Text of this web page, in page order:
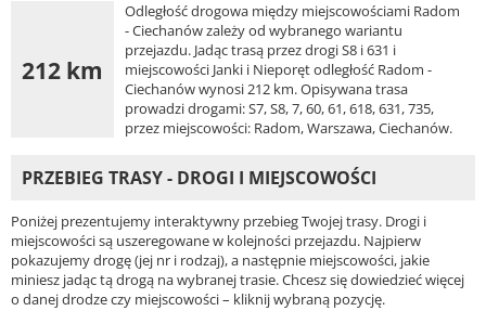
212 km
Odległość drogowa między miejscowościami Radom
- Ciechanów zależy od wybranego wariantu
przejazdu. Jadąc trasą przez drogi S8 i 631 i
miejscowości Janki i Nieporęt odległość Radom -
Ciechanów wynosi 212 km. Opisywana trasa
prowadzi drogami: S7, S8, 7, 60, 61, 618, 631, 735,
przez miejscowości: Radom, Warszawa, Ciechanów.
PRZEBIEG TRASY - DROGI I MIEJSCOWOŚCI
Poniżej prezentujemy interaktywny przebieg Twojej trasy. Drogi i
miejscowości są uszeregowane w kolejności przejazdu. Najpierw
pokazujemy drogę (jej nr i rodzaj), a następnie miejscowości, jakie
miniesz jadąc tą drogą na wybranej trasie. Chcesz się dowiedzieć więcej
o danej drodze czy miejscowości – kliknij wybraną pozycję.